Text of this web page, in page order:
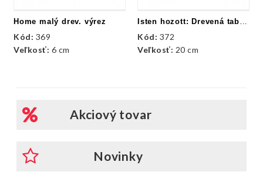
Home malý drev. výrez
Kód: 369
Veľkosť: 6 cm
Isten hozott: Drevená tabuľka
Kód: 372
Veľkosť: 20 cm
Akciový tovar
Novinky